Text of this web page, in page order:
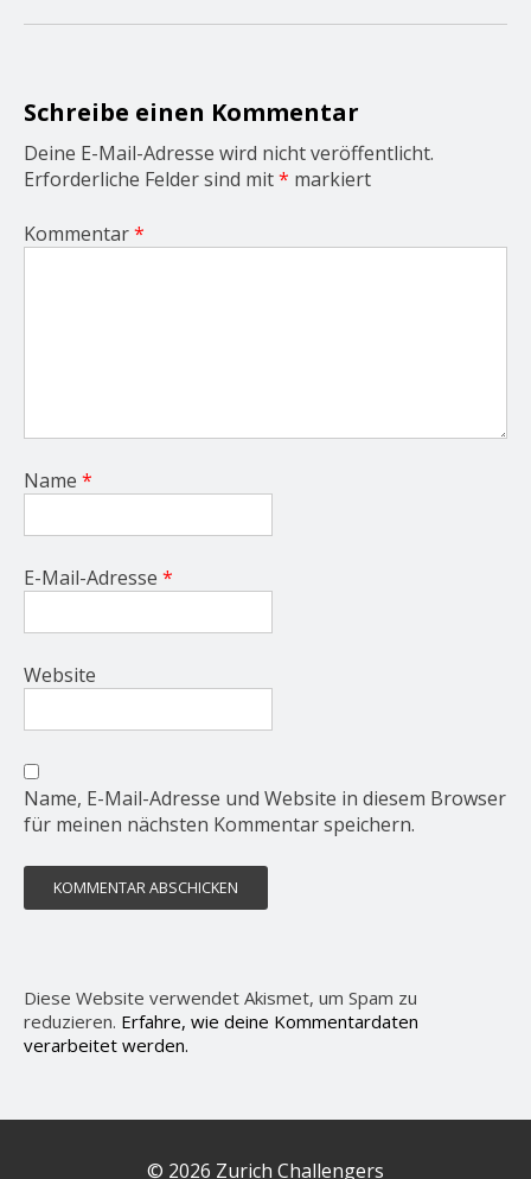
o
Schreibe einen Kommentar
Deine E-Mail-Adresse wird nicht veröffentlicht.
Erforderliche Felder sind mit* markiert
Kommentar*
Name *
E-Mail-Adresse *
Website
Name, E-Mail-Adresse und Website in diesem Browser
für meinen nächsten Kommentar speichern.
Diese Website verwendet Akismet, um Spam zu
reduzieren. Erfahre, wie deine Kommentardaten
verarbeitet werden.
© 2026 Zurich Challengers